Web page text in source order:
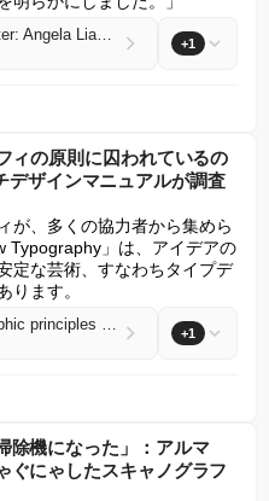
Body, mind and printed matter: Angela Lian on how she exercises creative muscles as well as her body’s +1
ィの原則に囚われているの
ザインマニュアルが調査
が、多くの協力者から集めら
Typography」は、アイデアの
定な芸術、すなわちタイプデ
ります。
Are we stuck in the typographic principles of the 20th century? Matter Of’s new anti-design manual investigates +1
除機になった」：アルマ
ぐにゃしたスキャノグラフ